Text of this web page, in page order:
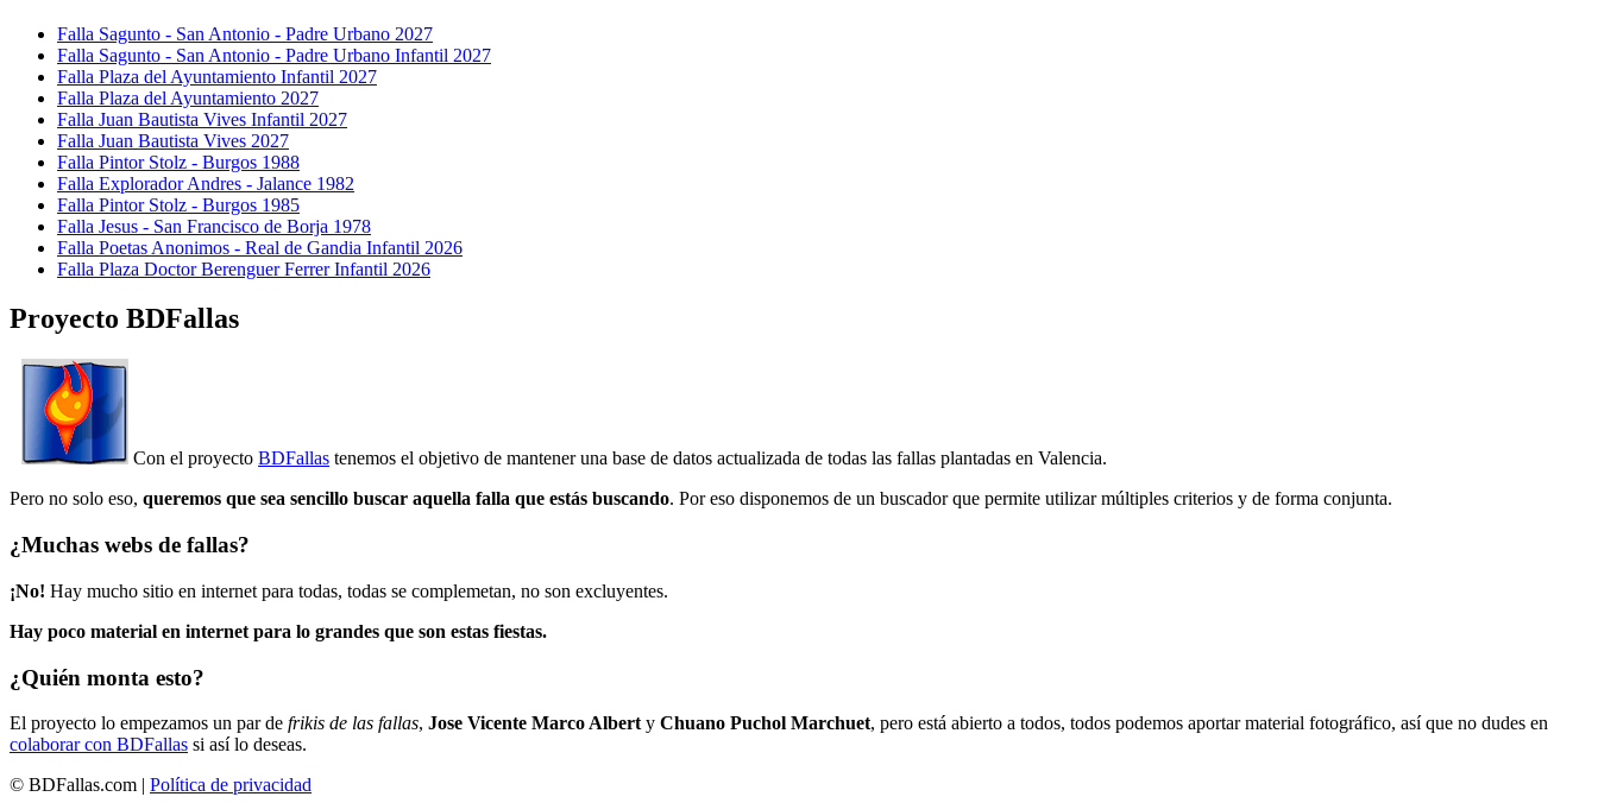
Falla Sagunto - San Antonio - Padre Urbano 2027
Falla Sagunto - San Antonio - Padre Urbano Infantil 2027
Falla Plaza del Ayuntamiento Infantil 2027
Falla Plaza del Ayuntamiento 2027
Falla Juan Bautista Vives Infantil 2027
Falla Juan Bautista Vives 2027
Falla Pintor Stolz - Burgos 1988
Falla Explorador Andres - Jalance 1982
Falla Pintor Stolz - Burgos 1985
Falla Jesus - San Francisco de Borja 1978
Falla Poetas Anonimos - Real de Gandia Infantil 2026
Falla Plaza Doctor Berenguer Ferrer Infantil 2026
Proyecto BDFallas
Con el proyecto BDFallas tenemos el objetivo de mantener una base de datos actualizada de todas las fallas plantadas en Valencia.
Pero no solo eso, queremos que sea sencillo buscar aquella falla que estás buscando. Por eso disponemos de un buscador que permite utilizar múltiples criterios y de forma conjunta.
¿Muchas webs de fallas?
¡No! Hay mucho sitio en internet para todas, todas se complemetan, no son excluyentes.
Hay poco material en internet para lo grandes que son estas fiestas.
¿Quién monta esto?
El proyecto lo empezamos un par de frikis de las fallas, Jose Vicente Marco Albert y Chuano Puchol Marchuet, pero está abierto a todos, todos podemos aportar material fotográfico, así que no dudes en
colaborar con BDFallas si así lo deseas.
© BDFallas.com | Política de privacidad